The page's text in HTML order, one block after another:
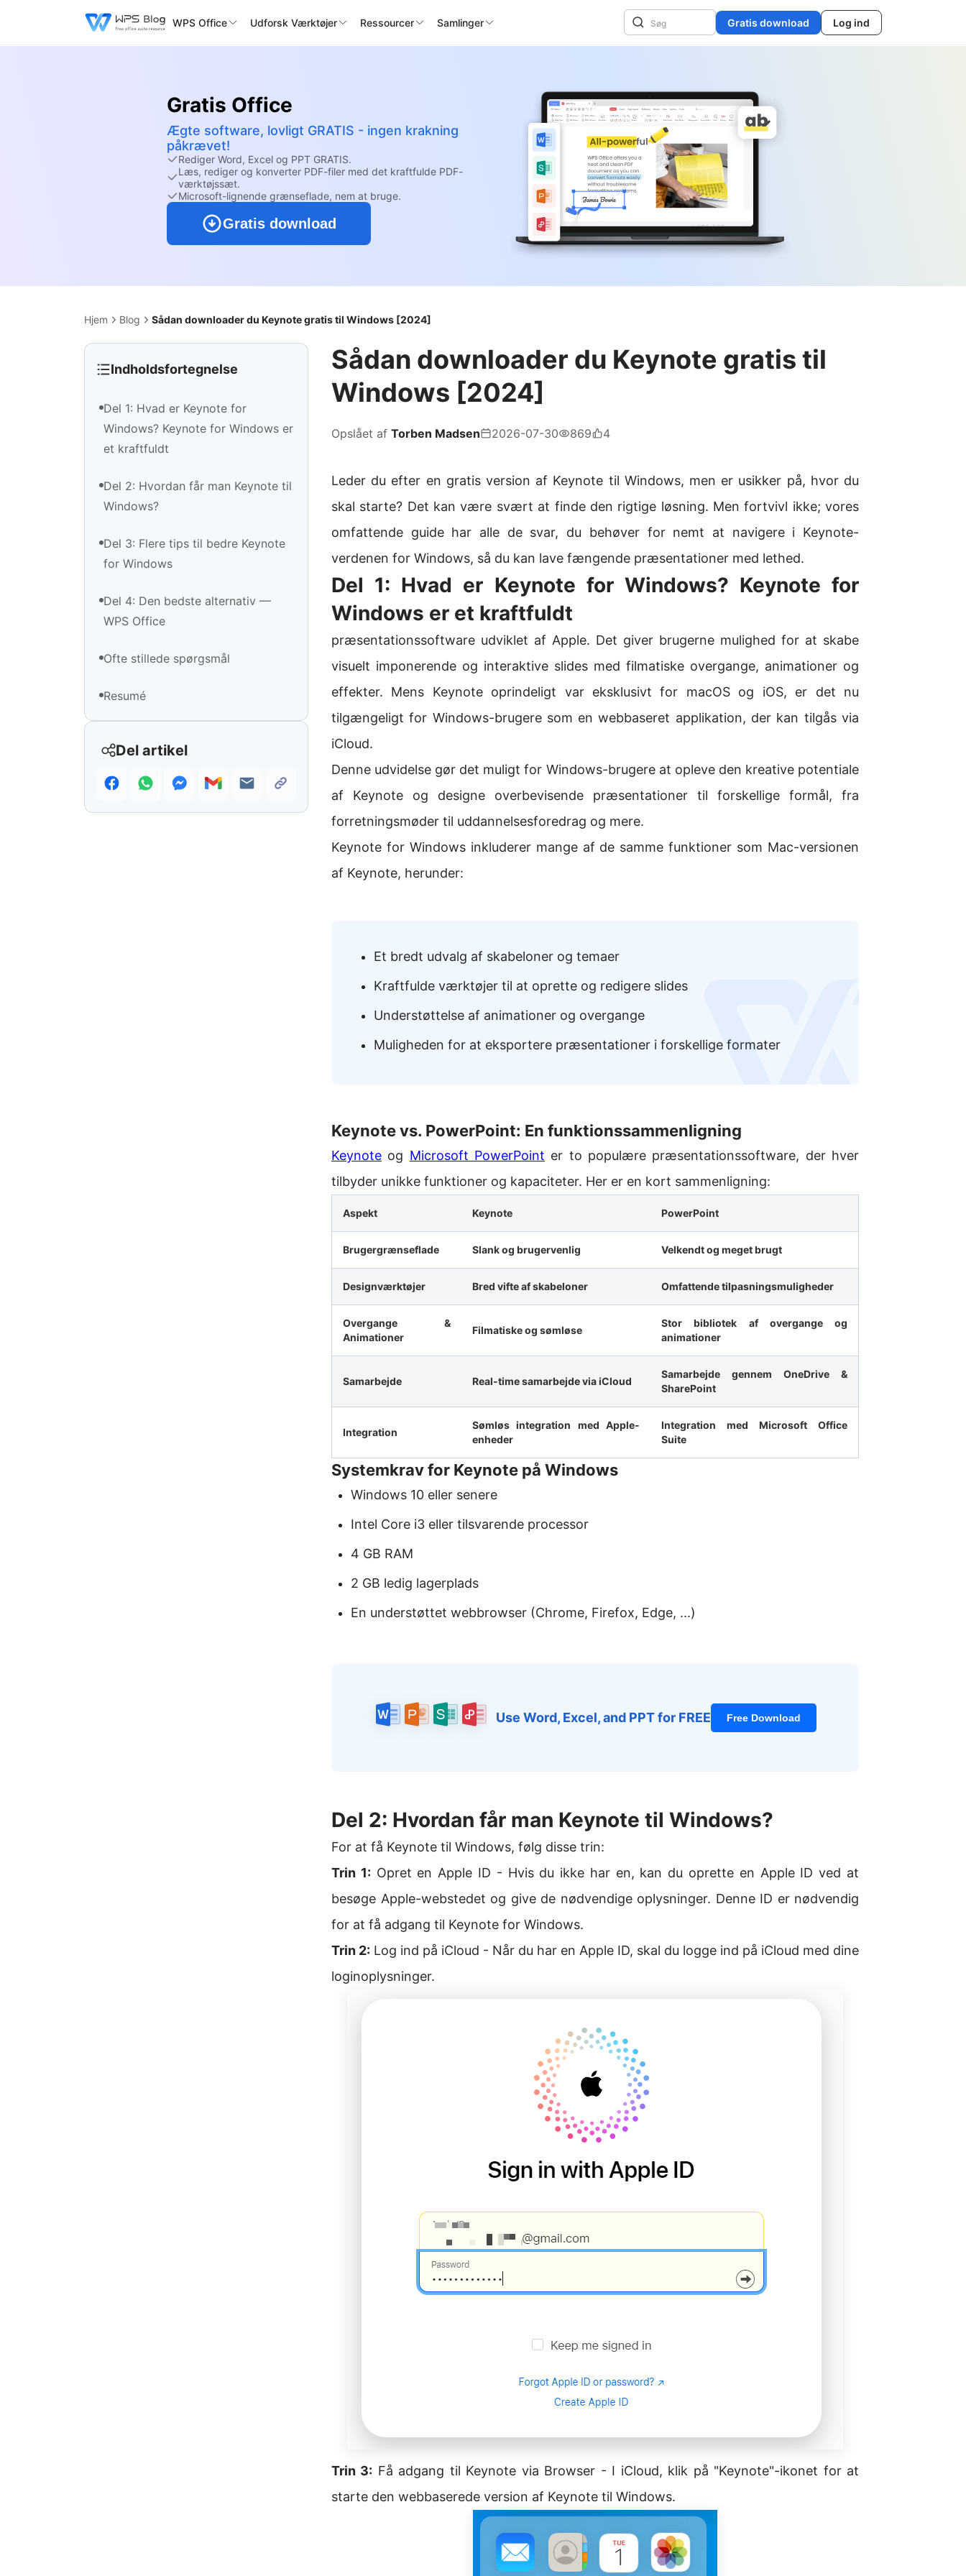
WPS Office Udforsk Værktøjer Ressourcer Samlinger Gratis download Log ind
Gratis Office
Ægte software, lovligt GRATIS - ingen krakning
påkrævet!
Rediger Word, Excel og PPT GRATIS.
Læs, rediger og konverter PDF-filer med det kraftfulde PDF-
værktøjssæt.
Microsoft-lignende grænseflade, nem at bruge.
Gratis download
Hjem Blog Sådan downloader du Keynote gratis til Windows [2024]
Indholdsfortegnelse
Del 1: Hvad er Keynote for
Windows? Keynote for Windows er
et kraftfuldt
Del 2: Hvordan får man Keynote til
Windows?
Del 3: Flere tips til bedre Keynote
for Windows
Del 4: Den bedste alternativ —
WPS Office
Ofte stillede spørgsmål
Resumé
Del artikel
Sådan downloader du Keynote gratis til
Windows [2024]
Opslået af Torben Madsen 2026-07-30 869 4
Leder du efter en gratis version af Keynote til Windows, men er usikker på, hvor du
skal starte? Det kan være svært at finde den rigtige løsning. Men fortvivl ikke; vores
omfattende guide har alle de svar, du behøver for nemt at navigere i Keynote-
verdenen for Windows, så du kan lave fængende præsentationer med lethed.
Del 1: Hvad er Keynote for Windows? Keynote for
Windows er et kraftfuldt
præsentationssoftware udviklet af Apple. Det giver brugerne mulighed for at skabe
visuelt imponerende og interaktive slides med filmatiske overgange, animationer og
effekter. Mens Keynote oprindeligt var eksklusivt for macOS og iOS, er det nu
tilgængeligt for Windows-brugere som en webbaseret applikation, der kan tilgås via
iCloud.
Denne udvidelse gør det muligt for Windows-brugere at opleve den kreative potentiale
af Keynote og designe overbevisende præsentationer til forskellige formål, fra
forretningsmøder til uddannelsesforedrag og mere.
Keynote for Windows inkluderer mange af de samme funktioner som Mac-versionen
af Keynote, herunder:
Et bredt udvalg af skabeloner og temaer
Kraftfulde værktøjer til at oprette og redigere slides
Understøttelse af animationer og overgange
Muligheden for at eksportere præsentationer i forskellige formater
Keynote vs. PowerPoint: En funktionssammenligning
Keynote og Microsoft PowerPoint er to populære præsentationssoftware, der hver
tilbyder unikke funktioner og kapaciteter. Her er en kort sammenligning:
Aspekt Keynote PowerPoint
Brugergrænseflade Slank og brugervenlig Velkendt og meget brugt
Designværktøjer Bred vifte af skabeloner Omfattende tilpasningsmuligheder
Overgange &
Animationer
Filmatiske og sømløse
Stor bibliotek af overgange og
animationer
Samarbejde Real-time samarbejde via iCloud
Samarbejde gennem OneDrive &
SharePoint
Integration
Sømløs integration med Apple-
enheder
Integration med Microsoft Office
Suite
Systemkrav for Keynote på Windows
Windows 10 eller senere
Intel Core i3 eller tilsvarende processor
4 GB RAM
2 GB ledig lagerplads
En understøttet webbrowser (Chrome, Firefox, Edge, ...)
Use Word, Excel, and PPT for FREE Free Download
Del 2: Hvordan får man Keynote til Windows?
For at få Keynote til Windows, følg disse trin:
Trin 1: Opret en Apple ID - Hvis du ikke har en, kan du oprette en Apple ID ved at
besøge Apple-webstedet og give de nødvendige oplysninger. Denne ID er nødvendig
for at få adgang til Keynote for Windows.
Trin 2: Log ind på iCloud - Når du har en Apple ID, skal du logge ind på iCloud med dine
loginoplysninger.
Trin 3: Få adgang til Keynote via Browser - I iCloud, klik på "Keynote"-ikonet for at
starte den webbaserede version af Keynote til Windows.